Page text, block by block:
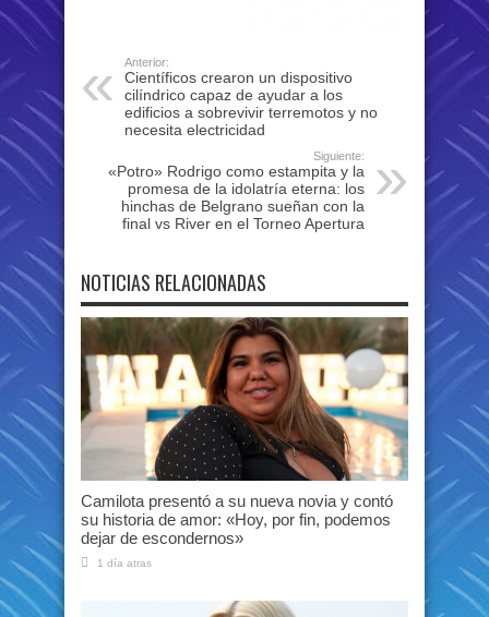
Anterior:
Científicos crearon un dispositivo
cilíndrico capaz de ayudar a los
edificios a sobrevivir terremotos y no
necesita electricidad
Siguiente:
«Potro» Rodrigo como estampita y la
promesa de la idolatría eterna: los
hinchas de Belgrano sueñan con la
final vs River en el Torneo Apertura
NOTICIAS RELACIONADAS
Camilota presentó a su nueva novia y contó
su historia de amor: «Hoy, por fin, podemos
dejar de escondernos»
1 día atras